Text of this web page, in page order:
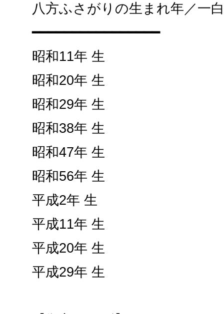
八方ふさがりの生まれ年／一
━━━━━━━━━━━━━━━━
昭和11年 生
昭和20年 生
昭和29年 生
昭和38年 生
昭和47年 生
昭和56年 生
平成2年 生
平成11年 生
平成20年 生
平成29年 生